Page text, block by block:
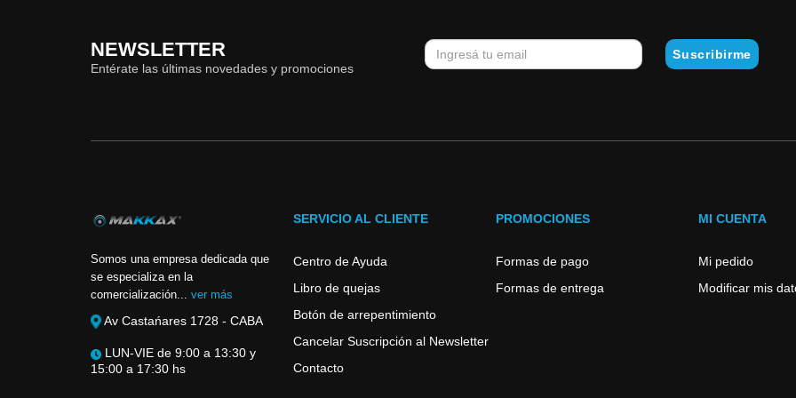
NEWSLETTER
Entérate las últimas novedades y promociones
Somos una empresa dedicada que
se especializa en la
comercialización... ver más
Av Castańares 1728 - CABA
LUN-VIE de 9:00 a 13:30 y
15:00 a 17:30 hs
SERVICIO AL CLIENTE
Centro de Ayuda
Libro de quejas
Botón de arrepentimiento
Cancelar Suscripción al Newsletter
Contacto
PROMOCIONES
Formas de pago
Formas de entrega
MI CUENTA
Mi pedido
Modificar mis